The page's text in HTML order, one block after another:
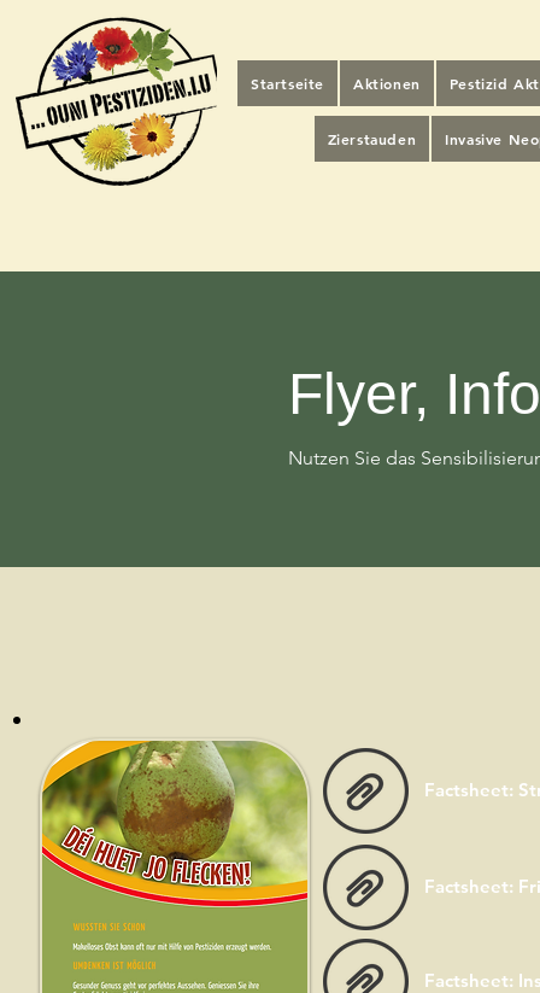
Startseite Aktionen Pestizid
Zierstauden Invasive
Flyer,
Nutzen Sie das
Factsheet:
Factsheet:
Factsheet: